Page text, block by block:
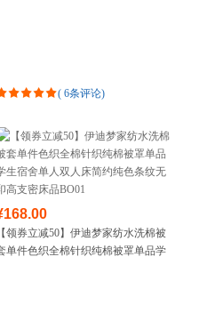
( 6条评论)
【领券立减50】伊迪梦家纺水洗棉被
单件色织全棉针织纯棉被罩单品学